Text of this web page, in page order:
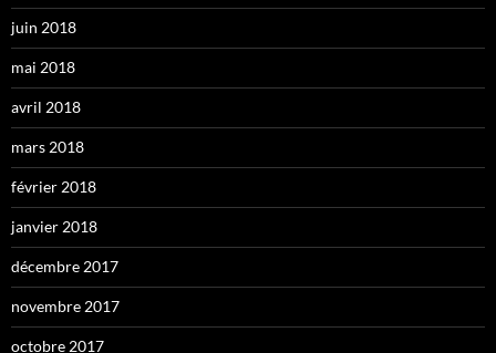
juin 2018
mai 2018
avril 2018
mars 2018
février 2018
janvier 2018
décembre 2017
novembre 2017
octobre 2017